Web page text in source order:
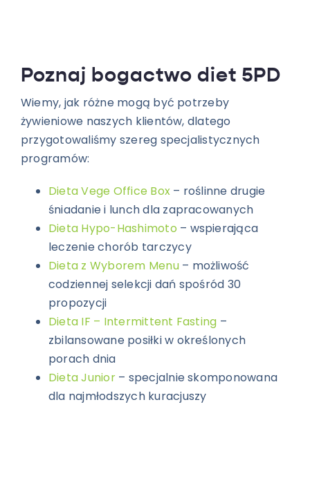
Poznaj bogactwo diet 5PD
Wiemy, jak różne mogą być potrzeby
żywieniowe naszych klientów, dlatego
przygotowaliśmy szereg specjalistycznych
programów:
Dieta Vege Office Box – roślinne drugie
śniadanie i lunch dla zapracowanych
Dieta Hypo-Hashimoto – wspierająca
leczenie chorób tarczycy
Dieta z Wyborem Menu– możliwość
codziennej selekcji dań spośród 30
propozycji
Dieta IF – Intermittent Fasting –
zbilansowane posiłki w określonych
porach dnia
Dieta Junior– specjalnie skomponowana
dla najmłodszych kuracjuszy